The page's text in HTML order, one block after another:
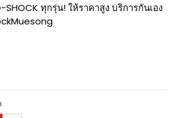
SHOCK ทุกรุ่น! ให้ราคาสูง บริการกันเอง